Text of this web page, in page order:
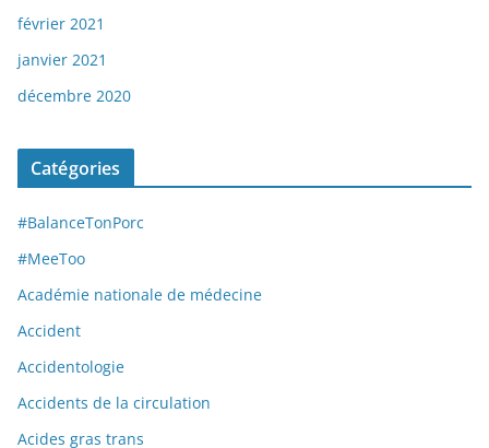
février 2021
janvier 2021
décembre 2020
Catégories
#BalanceTonPorc
#MeeToo
Académie nationale de médecine
Accident
Accidentologie
Accidents de la circulation
Acides gras trans